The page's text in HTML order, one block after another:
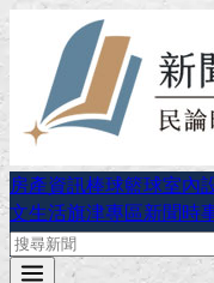
房產資訊棒球籃球室內
文生活旗津專區新聞時